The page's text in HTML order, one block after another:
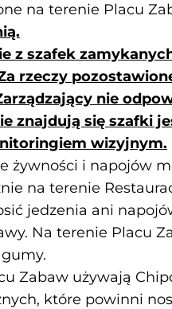
na terenie Placu
z szafek
rzeczy
nie
znajdują się szafki
wizyjnym.
żywności i napojów
na terenie
jedzenia ani
Na terenie Placu
Zabaw używają
które powinni